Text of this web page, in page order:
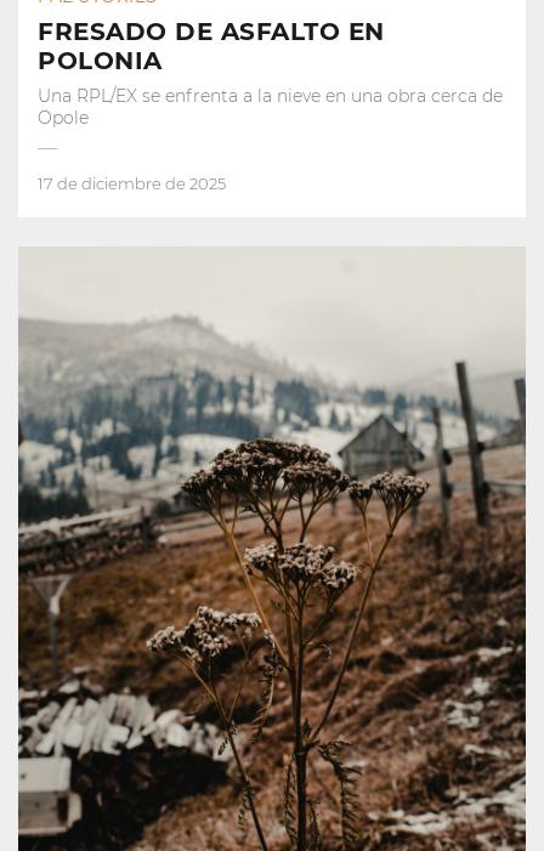
FRESADO DE ASFALTO EN
POLONIA
Una RPL/EX se enfrenta a la nieve en una obra cerca de
Opole
17 de diciembre de 2025